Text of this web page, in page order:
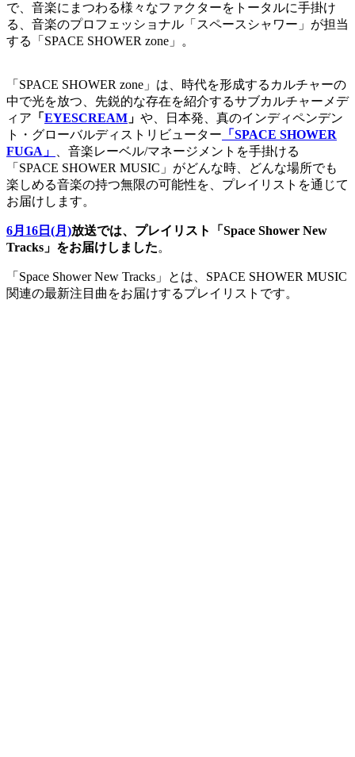
で、音楽にまつわる様々なファクターをトータルに手掛け
る、音楽のプロフェッショナル「スペースシャワー」が担当
する「SPACE SHOWER zone」。
「SPACE SHOWER zone」は、時代を形成するカルチャーの
中で光を放つ、先鋭的な存在を紹介するサブカルチャーメデ
ィア 「 EYESCREAM 」 や、日本発、真のインディペンデン
ト・グローバルディストリビューター 「SPACE SHOWER
FUGA」
、音楽レーベル/マネージメントを手掛ける
「SPACE SHOWER MUSIC」がどんな時、どんな場所でも
楽しめる音楽の持つ無限の可能性を、プレイリストを通じて
お届けします。
6月16日(月)放送では、プレイリスト「Space Shower New
Tracks」をお届けしました。
「Space Shower New Tracks」とは、SPACE SHOWER MUSIC
関連の最新注目曲をお届けするプレイリストです。